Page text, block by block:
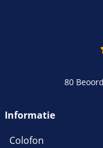
80
Informatie
Colofon